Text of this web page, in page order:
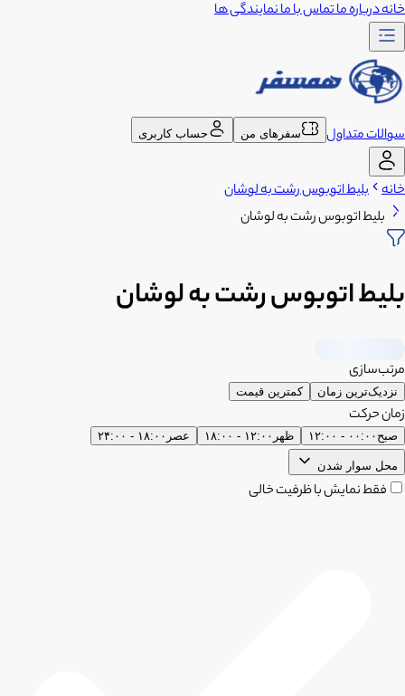
خانهدرباره ماتماس با مانمایندگی ها
سوالات متداول سفرهای من حساب کاربری
خانه بلیط اتوبوس رشت به لوشان
بلیط اتوبوس رشت به لوشان
بلیط اتوبوس رشت به لوشان
مرتب‌سازی
نزدیک‌ترین زمان کمترین قیمت
زمان حرکت
صبح ۰۰:۰۰ - ۱۲:۰۰ ظهر ۱۲:۰۰ - ۱۸:۰۰ عصر ۱۸:۰۰ - ۲۴:۰۰
محل سوار شدن
فقط نمایش با ظرفیت خالی